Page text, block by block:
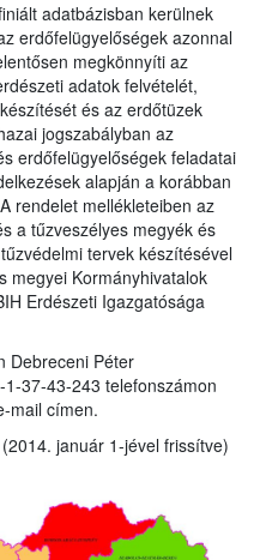
adatbázisban kerülnek
erdőfelügyelőségek azonnal
megkönnyíti az
adatok felvételét,
és az erdőtüzek
jogszabályban az
erdőfelügyelőségek feladatai
alapján a korábban
rendelet mellékleteiben az
a tűzveszélyes megyék és
tervek készítésével
megyei Kormányhivatalok
Erdészeti Igazgatósága
Debreceni Péter
37-43-243 telefonszámon
mail címen.
(2014. január 1-jével frissítve)